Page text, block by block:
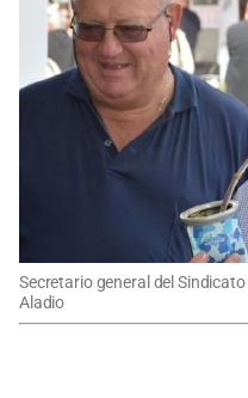
Secretario general del
Aladio